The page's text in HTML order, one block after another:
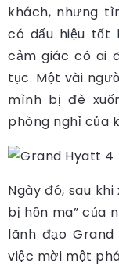
khách, nhưng
có dấu hiệu tốt
cảm giác có ai
tục. Một vài
mình bị đè
phòng nghỉ của
Ngày đó, sau
bị hồn ma” của
lãnh đạo
việc mời một